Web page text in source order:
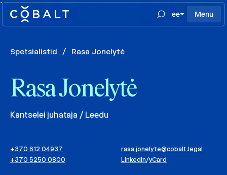
`
ee
Menu
Spetsialistid / Rasa Jonelytė
Rasa Jonelytė
Kantselei juhataja / Leedu
+370 612 04937
+370 5250 0800
rasa.jonelyte@cobalt.legal
LinkedIn/vCard